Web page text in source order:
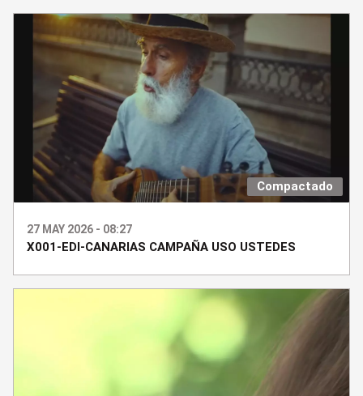
Compactado
27 MAY 2026 - 08:27
X001-EDI-CANARIAS CAMPAÑA USO USTEDES